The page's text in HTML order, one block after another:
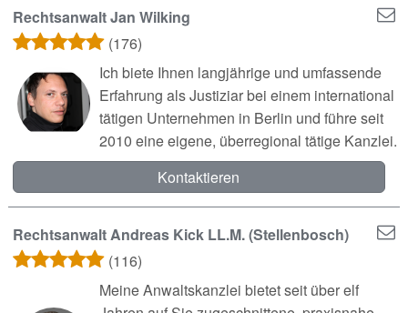
Rechtsanwalt Jan Wilking
(176)
Ich biete Ihnen langjährige und umfassende
Erfahrung als Justiziar bei einem international
tätigen Unternehmen in Berlin und führe seit
2010 eine eigene, überregional tätige Kanzlei.
Kontaktieren
Rechtsanwalt Andreas Kick LL.M. (Stellenbosch)
(116)
Meine Anwaltskanzlei bietet seit über elf